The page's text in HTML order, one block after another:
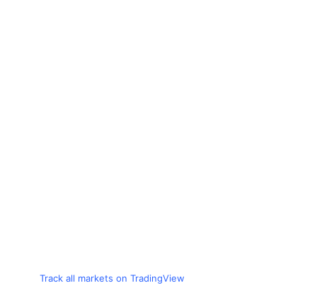
Track all markets on TradingView